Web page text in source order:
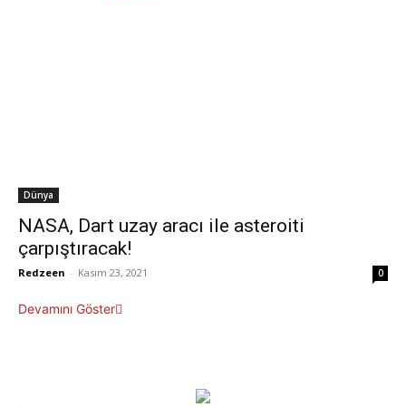
Dünya
NASA, Dart uzay aracı ile asteroiti
çarpıştıracak!
Redzeen - Kasım 23, 2021 0
Devamını Göster